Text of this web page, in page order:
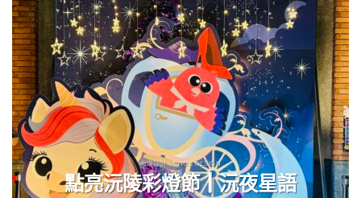
會場設計 VENUE DESIGN
點亮沅陵彩燈節┃沅夜星語